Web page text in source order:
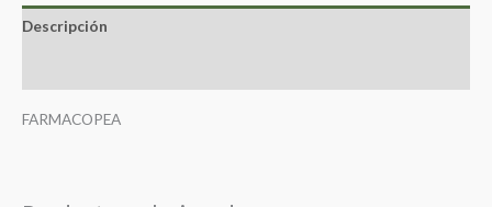
Descripción
FARMACOPEA